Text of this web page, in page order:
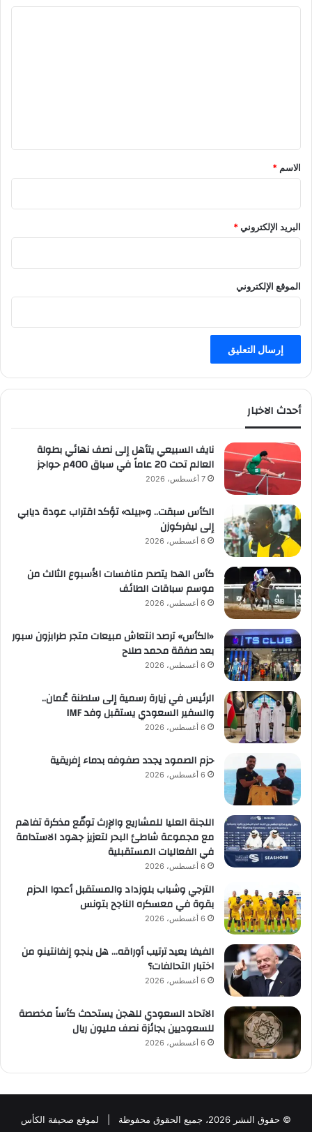
*
الاسم *
البريد الإلكتروني*
الموقع الإلكتروني
أحدث الاخبار
نايف السبيعي يتأهل إلى نصف نهائي بطولة
العالم تحت 20 عاماً في سباق 400م حواجز
7 أغسطس، 2026
الكأس سبقت.. و«بيلد» تؤكد اقتراب عودة ديابي
إلى ليفركوزن
6 أغسطس، 2026
كأس الهدا يتصدر منافسات الأسبوع الثالث من
موسم سباقات الطائف
6 أغسطس، 2026
«الكأس» ترصد انتعاش مبيعات متجر طرابزون سبور
بعد صفقة محمد صلاح
6 أغسطس، 2026
الرئيس في زيارة رسمية إلى سلطنة عُمان..
والسفير السعودي يستقبل وفد IMF
6 أغسطس، 2026
حزم الصمود يجدد صفوفه بدماء إفريقية
6 أغسطس، 2026
اللجنة العليا للمشاريع والإرث توقّع مذكرة تفاهم
مع مجموعة شاطئ البحر لتعزيز جهود الاستدامة
في الفعاليات المستقبلية
6 أغسطس، 2026
الترجي وشباب بلوزداد والمستقبل أعدوا الحزم
بقوة في معسكره الناجح بتونس
6 أغسطس، 2026
الفيفا يعيد ترتيب أوراقه… هل ينجو إنفانتينو من
اختبار التحالفات؟
6 أغسطس، 2026
الاتحاد السعودي للهجن يستحدث كأساً مخصصة
للسعوديين بجائزة نصف مليون ريال
6 أغسطس، 2026
© حقوق النشر 2026، جميع الحقوق محفوظة | لموقع صحيفة الكأس